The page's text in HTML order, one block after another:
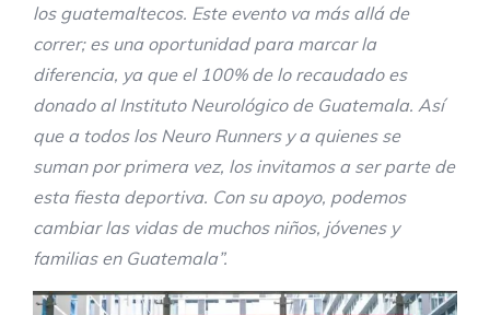
los guatemaltecos. Este evento va más allá de
correr; es una oportunidad para marcar la
diferencia, ya que el 100% de lo recaudado es
donado al Instituto Neurológico de Guatemala. Así
que a todos los Neuro Runners y a quienes se
suman por primera vez, los invitamos a ser parte de
esta fiesta deportiva. Con su apoyo, podemos
cambiar las vidas de muchos niños, jóvenes y
familias en Guatemala”.